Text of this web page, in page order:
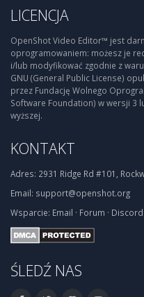
LICENCJA
OpenShot Video Editor™ jest
oprogramowaniem: możesz je
i/lub modyfikować zgodnie z
GNU (General Public License)
przez Fundację Wolnego
Software Foundation) w wersji 3
wyższej.
KONTAKT
Adres: 2931 Ridge Rd #101,
Email: support@openshot.org
Wsparcie: Email · Forum · Discord
ŚLEDŹ NAS